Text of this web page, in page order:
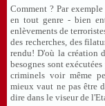
Comment ? Par
en tout genre - bien
enlèvements de
des recherches, des
rendu! D'où la création
besognes sont
criminels voir même
mieux vaut ne pas être
dire dans le viseur de